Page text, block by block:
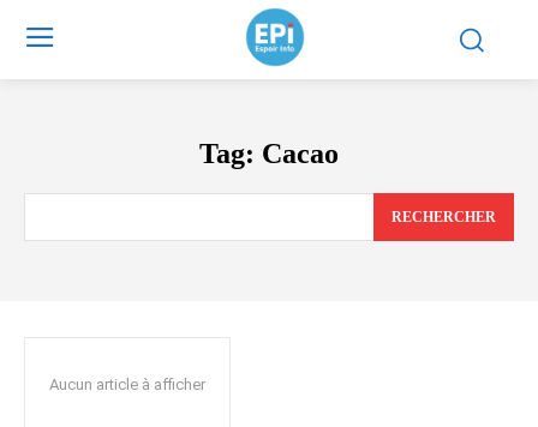
Tag: Cacao
RECHERCHER
Aucun article à afficher